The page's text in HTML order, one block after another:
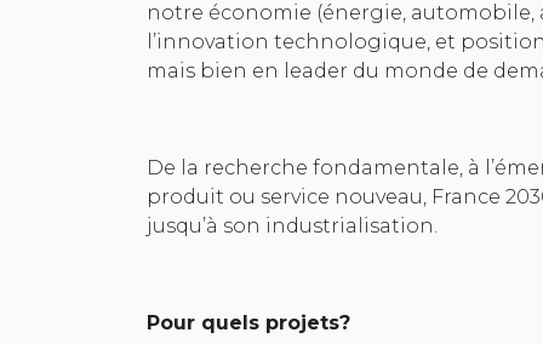
notre économie (énergie,
l’innovation technologique, et
mais bien en leader du monde de
De la recherche fondamentale, à
produit ou service nouveau, France
jusqu’à son industrialisation.
Pour quels projets?